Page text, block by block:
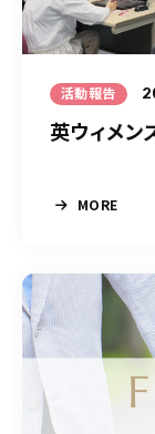
活動報告
英ウィメン
MORE